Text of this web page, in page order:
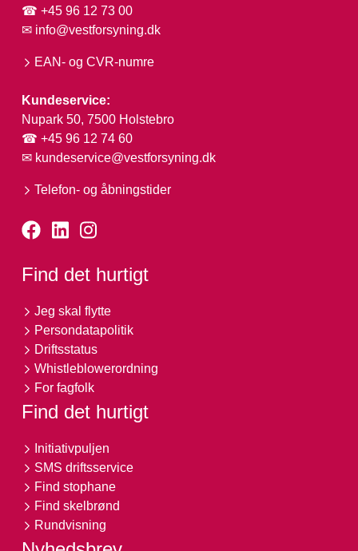
☎ +45 96 12 73 00
✉ info@vestforsyning.dk
EAN- og CVR-numre
Kundeservice:
Nupark 50, 7500 Holstebro
☎ +45 96 12 74 60
✉ kundeservice@vestforsyning.dk
Telefon- og åbningstider
Find det hurtigt
Jeg skal flytte
Persondatapolitik
Driftsstatus
Whistleblowerordning
For fagfolk
Find det hurtigt
Initiativpuljen
SMS driftsservice
Find stophane
Find skelbrønd
Rundvisning